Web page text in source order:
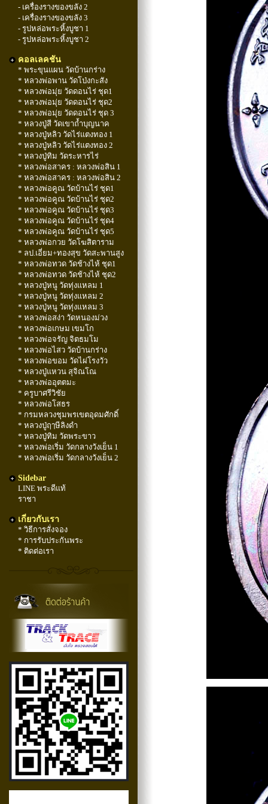
- เครื่องรางของขลัง 2
- เครื่องรางของขลัง 3
- รูปหล่อพระหิ้งบูชา 1
- รูปหล่อพระหิ้งบูชา 2
คอลเลคชัน
* พระขุนแผน วัดบ้านกร่าง
* หลวงพ่อพาน วัดโป่งกะสัง
* หลวงพ่อมุ่ย วัดดอนไร่ ชุด1
* หลวงพ่อมุ่ย วัดดอนไร่ ชุด2
* หลวงพ่อมุ่ย วัดดอนไร่ ชุด 3
* หลวงปู่สี วัดเขาถ้ำบุญนาค
* หลวงปู่หลิว วัดไร่แตงทอง 1
* หลวงปู่หลิว วัดไร่แตงทอง 2
* หลวงปู่ทิม วัดระหารไร่
* หลวงพ่อสาคร : หลวงพ่อสิน 1
* หลวงพ่อสาคร : หลวงพ่อสิน 2
* หลวงพ่อคูณ วัดบ้านไร่ ชุด1
* หลวงพ่อคูณ วัดบ้านไร่ ชุด2
* หลวงพ่อคูณ วัดบ้านไร่ ชุด3
* หลวงพ่อคูณ วัดบ้านไร่ ชุด4
* หลวงพ่อคูณ วัดบ้านไร่ ชุด5
* หลวงพ่อกวย วัดโฆสิตาราม
* ลป.เอี่ยม+ทองสุข วัดสะพานสูง
* หลวงพ่อทวด วัดช้างไห้ ชุด1
* หลวงพ่อทวด วัดช้างไห้ ชุด2
* หลวงปู่หนู วัดทุ่งแหลม 1
* หลวงปู่หนู วัดทุ่งแหลม 2
* หลวงปู่หนู วัดทุ่งแหลม 3
* หลวงพ่อสง่า วัดหนองม่วง
* หลวงพ่อเกษม เขมโก
* หลวงพ่อจรัญ จิตธมโม
* หลวงพ่อไสว วัดบ้านกร่าง
* หลวงพ่อขอม วัดไผ่โรงวัว
* หลวงปู่แหวน สุจิณโณ
* หลวงพ่ออุตตมะ
* ครูบาศรีวิชัย
* หลวงพ่อโสธร
* กรมหลวงชุมพรเขตอุดมศักดิ์
* หลวงปู่ฤๅษีลิงดำ
* หลวงปู่ทิม วัดพระขาว
* หลวงพ่อเริ่ม วัดกลางวังเย็น 1
* หลวงพ่อเริ่ม วัดกลางวังเย็น 2
Sidebar
LINE พระดีแท้
ราชา
เกี่ยวกับเรา
* วิธีการสั่งจอง
* การรับประกันพระ
* ติดต่อเรา